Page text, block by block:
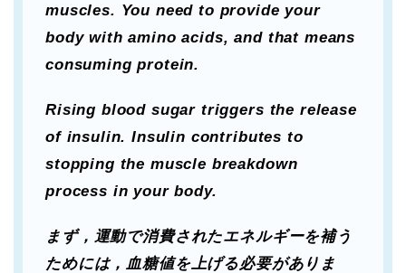
muscles. You need to provide your
body with amino acids, and that means
consuming protein.
Rising blood sugar triggers the release
of insulin. Insulin contributes to
stopping the muscle breakdown
process in your body.
まず，運動で消費されたエネルギーを補う
ためには，血糖値を上げる必要がありま